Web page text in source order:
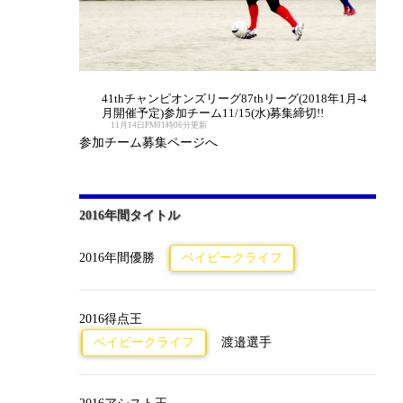
41thチャンピオンズリーグ87thリーグ(2018年1月-4
月開催予定)参加チーム11/15(水)募集締切!!
11月14日PM01時06分更新
参加チーム募集ページへ
2016年間タイトル
2016年間優勝 ベイビークライフ
2016得点王
ベイビークライフ
渡邉選手